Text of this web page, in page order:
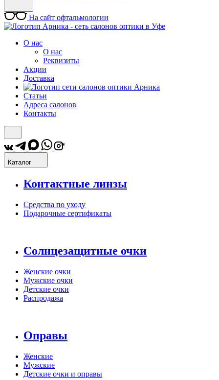
На сайт офтальмологии
О нас
О нас
Реквизиты
Акции
Доставка
Статьи
Адреса салонов
Контакты
*
Каталог
Контактные линзы
Средства по уходу
Подарочные сертификаты
Солнцезащитные очки
Женские очки
Мужские очки
Детские очки
Распродажа
Оправы
Женские
Мужские
Детские очки и оправы